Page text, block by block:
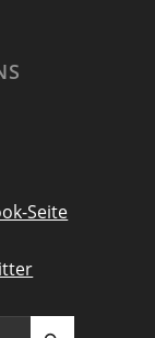
Seite